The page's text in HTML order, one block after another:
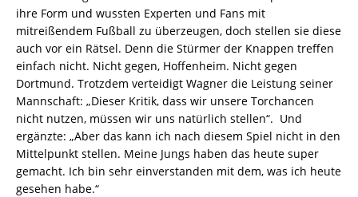
ihre Form und wussten Experten und Fans mit
mitreißendem Fußball zu überzeugen, doch stellen sie diese
auch vor ein Rätsel. Denn die Stürmer der Knappen treffen
einfach nicht. Nicht gegen, Hoffenheim. Nicht gegen
Dortmund. Trotzdem verteidigt Wagner die Leistung seiner
Mannschaft: „Dieser Kritik, dass wir unsere Torchancen
nicht nutzen, müssen wir uns natürlich stellen“. Und
ergänzte: „Aber das kann ich nach diesem Spiel nicht in den
Mittelpunkt stellen. Meine Jungs haben das heute super
gemacht. Ich bin sehr einverstanden mit dem, was ich heute
gesehen habe.“